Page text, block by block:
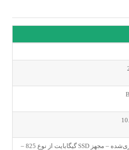
– 825 گیگابایت از نوع SSD سفارشی‌سازی‌شده – مجهز